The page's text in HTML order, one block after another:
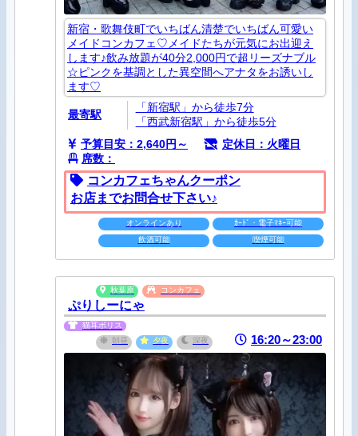
新宿・歌舞伎町でいちばん清楚でいちばん可愛い
メイドコンカフェ♡メイドたちが元気にお出迎え
します♪飲み放題が40分2,000円で超リーズナブル
☆ピンクを基調とした異空間へアナタをお誘いし
ます♡
最寄駅
「新宿駅」から徒歩7分
「西武新宿駅」から徒歩5分
予算目安：2,640円～
定休日：火曜日
席数：
コンカフェちゃんクーポン
お店までお問合せ下さい♪
オンラインあり
ｶｰﾄﾞ・電子ﾏﾈｰ可能
飲酒可能
喫煙可能
秋葉原 コンカフェ
ぷりしーにゃ
猫耳ポリス
朝昼
夕夜 深夜 16:20～23:00